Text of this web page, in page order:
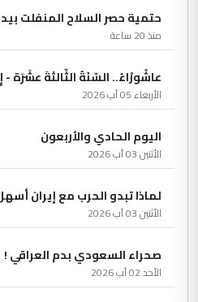
حتمية حصر السلاح المنفلت بيد
منذ 20 ساعة
عاشُورْاءُ.. السّنَةُ الثّالثةَ
الأربعاء 05 آب 2026
اليوم الحادي والأربعون
الأثنين 03 آب 2026
لماذا تبدو الحرب مع إيران
الأثنين 03 آب 2026
صحراء السعودي بدم العراقي !
الأحد 02 آب 2026